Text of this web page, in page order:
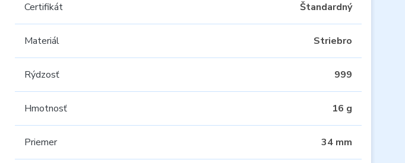
Certifikát Štandardný
Materiál Striebro
Rýdzosť 999
Hmotnosť 16 g
Priemer 34 mm